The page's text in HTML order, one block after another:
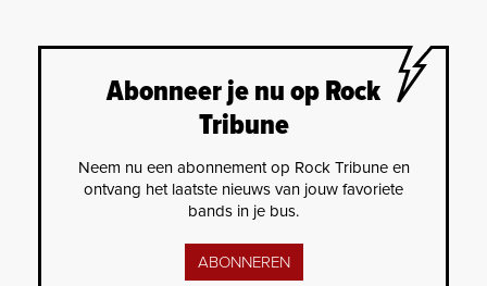
Abonneer je nu op Rock
Tribune
Neem nu een abonnement op Rock Tribune en
ontvang het laatste nieuws van jouw favoriete
bands in je bus.
ABONNEREN